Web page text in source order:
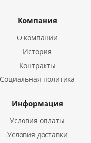
Компания
О компании
История
Контракты
Социальная политика
Информация
Условия оплаты
Условия доставки